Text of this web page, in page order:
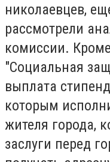
николаевцев,
рассмотрели
комиссии.
"Социальная
выплата
которым
жителя города,
заслуги перед